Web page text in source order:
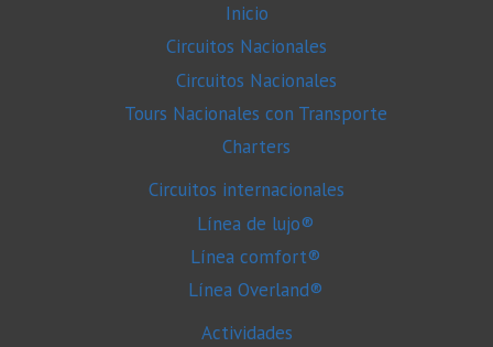
Inicio
Circuitos Nacionales
Circuitos Nacionales
Tours Nacionales con Transporte
Charters
Circuitos internacionales
Línea de lujo®
Línea comfort®
Línea Overland®
Actividades